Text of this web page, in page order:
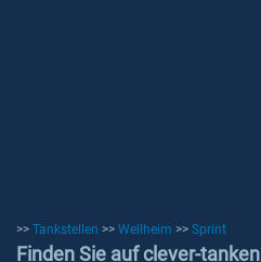
>> Tankstellen >> Wellheim >> Sprint
Finden Sie auf clever-